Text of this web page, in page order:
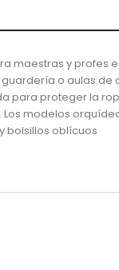
maestras y profes
o aulas de
para proteger la
modelos
bolsillos oblícuos